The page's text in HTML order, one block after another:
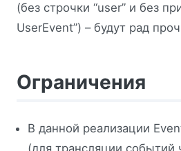
(без строчки “user” и без
UserEvent”) – будут рад
Ограничения
В данной реализации